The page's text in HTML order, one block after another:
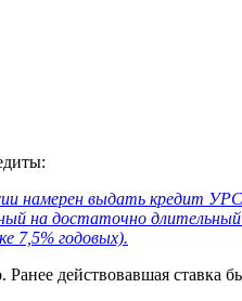
намерен выдать кредит
достаточно длительный
7,5% годовых).
действовавшая ставка